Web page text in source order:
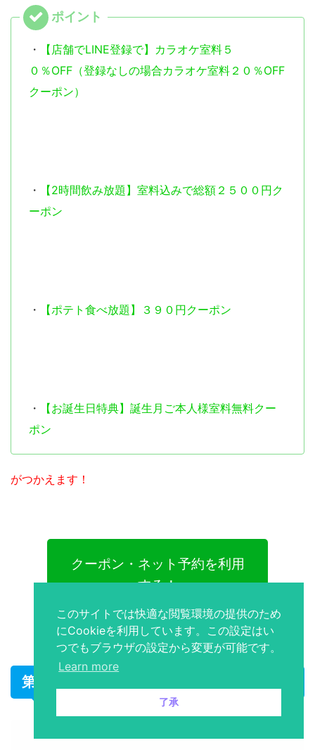
・
【店舗でLINE登録で】カラオケ室料５
０％OFF（登録なしの場合カラオケ室料２０％OFF
クーポン）
・
【2時間飲み放題】室料込みで総額２５００円ク
ーポン
・ 【ポテト食べ放題】３９０円クーポン
・
【お誕生日特典】誕生月ご本人様室料無料クー
ポン
がつかえます！
クーポン・ネット予約を利用
する！
第２位 カラオケJOYSOUND水戸南町店
このサイトでは快適な閲覧環境の提供のため
にCookieを利用しています。この設定はい
つでもブラウザの設定から変更が可能です。
Learn more
了承